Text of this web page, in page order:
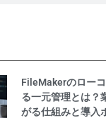
FileMakerのロー
る一元管理とは？
がる仕組みと導入